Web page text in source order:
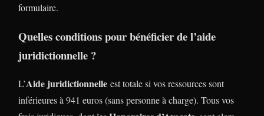
formulaire.
Quelles conditions pour bénéficier de l’aide
juridictionnelle ?
L’Aide juridictionnelle est totale si vos ressources sont
inférieures à 941 euros (sans personne à charge). Tous vos